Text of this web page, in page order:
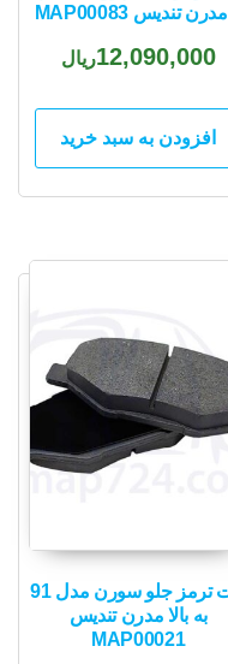
12,090,000ریال
افزودن به سبد خرید
لنت ترمز جلو سورن مدل 91
به بالا مدرن تندیس
MAP00021